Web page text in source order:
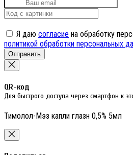
Я даю согласие на обработку
политикой обработки персональных
Отправить
QR-код
Для быстрого доступа через смартфон к
Тимолол-Мэз капли глазн 0,5% 5мл